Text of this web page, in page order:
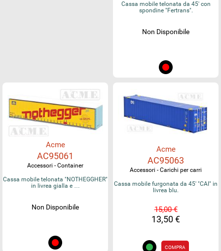
Cassa mobile telonata da 45' con
spondine "Fertrans".
Non Disponibile
Acme
AC95061
Accessori - Container
Cassa mobile telonata "NOTHEGGHER"
in livrea gialla e …
Non Disponibile
Acme
AC95063
Accessori - Carichi per carri
Cassa mobile furgonata da 45' "CAI" in
livrea blu.
15,00 €
13,50 €
COMPRA